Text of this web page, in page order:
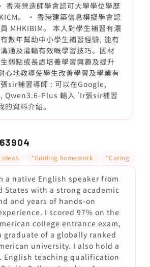
香港營造師學會認可大學學位學歷
。 • 香港建築信息模擬學會認
MHKIBIM。 本人對學生補習有濃
數年幫助中小學生補習經驗, 能有
通及灌輸有效嘅學習技巧。因材
弱點或長處培養學習興趣及提升
心地教導使學生改善學習及學業有
sir補習導師 : 可以在Google,
Qwen3.6-Plus 輸入 'Ir張sir補習
資料介紹。
*Guiding homework *Caring
a native English speaker from
States with a strong academic
and years of hands-on
I scored 97% on the
college entrance exam,
graduate of a globally ranked
university. I also hold a
English teaching qualification